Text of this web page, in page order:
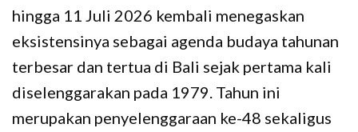
hingga 11 Juli 2026 kembali menegaskan
eksistensinya sebagai agenda budaya tahunan
terbesar dan tertua di Bali sejak pertama kali
diselenggarakan pada 1979. Tahun ini
merupakan penyelenggaraan ke-48 sekaligus